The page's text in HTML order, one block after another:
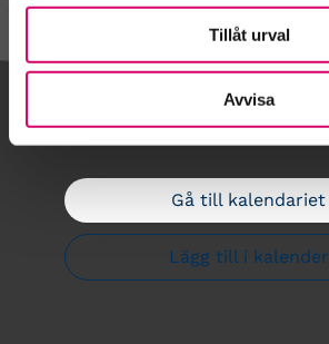
Tillåt urval
Avvisa
Kalendarium
Gå till kalendariet
Lägg till i kalender